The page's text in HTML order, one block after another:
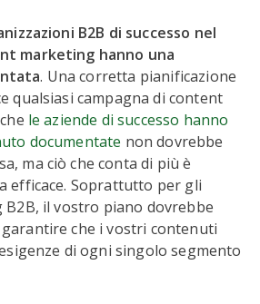
B2B di successo nel
marketing hanno una
. Una corretta pianificazione
qualsiasi campagna di content
le aziende di successo hanno
documentate non dovrebbe
ma ciò che conta di più è
efficace. Soprattutto per gli
il vostro piano dovrebbe
che i vostri contenuti
di ogni singolo segmento